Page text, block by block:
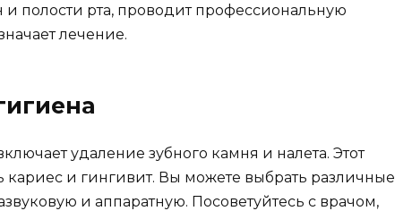
и полости рта, проводит профессиональную
лечение.
удаление зубного камня и налета. Этот
кариес и гингивит. Вы можете выбрать различные
и аппаратную. Посоветуйтесь с врачом,